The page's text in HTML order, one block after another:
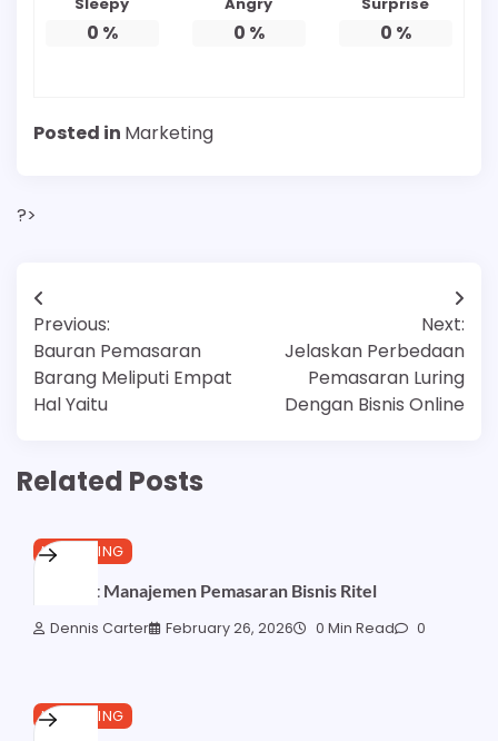
0 % 0 % 0 %
Posted in Marketing
?>
Post
navigation
Previous:
Bauran Pemasaran
Barang Meliputi Empat
Hal Yaitu
Next:
Jelaskan Perbedaan
Pemasaran Luring
Dengan Bisnis Online
Related Posts
MARKETING
Manfaat Manajemen Pemasaran Bisnis Ritel
Dennis Carter February 26, 2026 0 Min Read 0
MARKETING